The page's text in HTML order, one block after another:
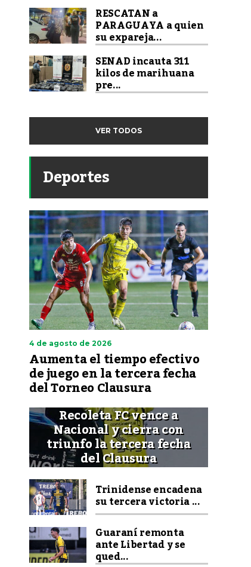
RESCATAN a
PARAGUAYA a quien
su expareja...
SENAD incauta 311
kilos de marihuana
pre...
VER TODOS
Deportes
4 de agosto de 2026
Aumenta el tiempo efectivo
de juego en la tercera fecha
del Torneo Clausura
Recoleta FC vence a
Nacional y cierra con
triunfo la tercera fecha
del Clausura
Trinidense encadena
su tercera victoria ...
Guaraní remonta
ante Libertad y se
qued...